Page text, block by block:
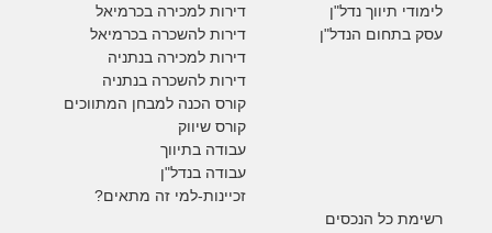
דירות למכירה בכרמיאל
דירות להשכרה בכרמיאל
דירות למכירה בנתניה
דירות להשכרה בנתניה
קורס הכנה למבחן המתווכים
קורס שיווק
עבודה בתיווך
עבודה בנדל"ן
זכיינות-למי זה מתאים?
לימודי תיווך נדל"ן
עסק בתחום הנדל"ן
רשימת כל הנכסים